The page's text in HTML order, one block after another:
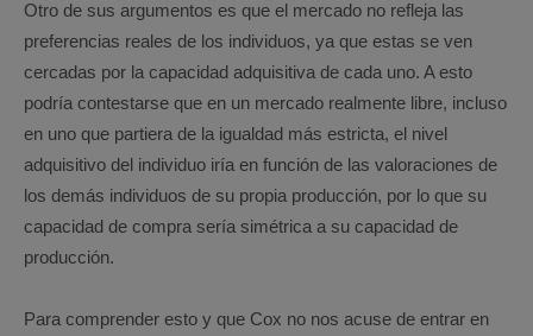
Otro de sus argumentos es que el mercado no refleja las
preferencias reales de los individuos, ya que estas se ven
cercadas por la capacidad adquisitiva de cada uno. A esto
podría contestarse que en un mercado realmente libre, incluso
en uno que partiera de la igualdad más estricta, el nivel
adquisitivo del individuo iría en función de las valoraciones de
los demás individuos de su propia producción, por lo que su
capacidad de compra sería simétrica a su capacidad de
producción.
Para comprender esto y que Cox no nos acuse de entrar en